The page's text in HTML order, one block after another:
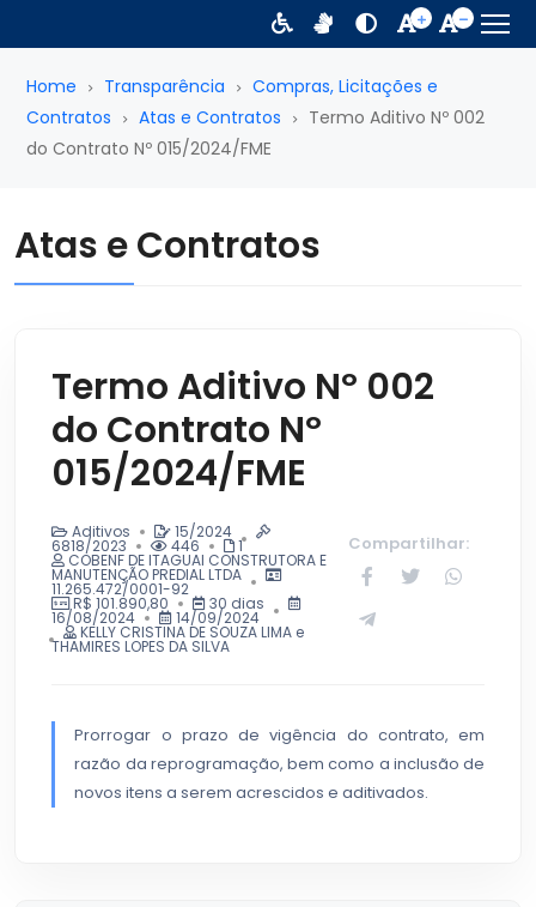
Home Transparência
Compras, Licitações e
Contratos
Atas e Contratos
Termo Aditivo Nº 002
do Contrato Nº 015/2024/FME
Atas e Contratos
Termo Aditivo Nº 002
do Contrato Nº
015/2024/FME
Aditivos 15/2024
6818/2023 446 1
COBENF DE ITAGUAI CONSTRUTORA E
MANUTENÇÃO PREDIAL LTDA
11.265.472/0001-92
R$ 101.890,80 30 dias
16/08/2024 14/09/2024
KELLY CRISTINA DE SOUZA LIMA e
THAMIRES LOPES DA SILVA
Compartilhar:
Prorrogar o prazo de vigência do contrato, em
razão da reprogramação, bem como a inclusão de
novos itens a serem acrescidos e aditivados.